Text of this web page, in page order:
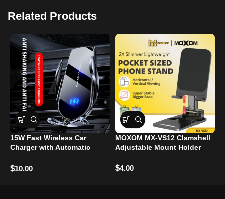
Related Products
15W Fast Wireless Car
Charger with Automatic
$10.00
MOXOM MX-VS12 Clamshell
Adjustable Mount Holder
$4.00